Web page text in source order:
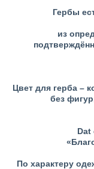
Гербы
из
Цвет для герба –
без
Dat
По характеру